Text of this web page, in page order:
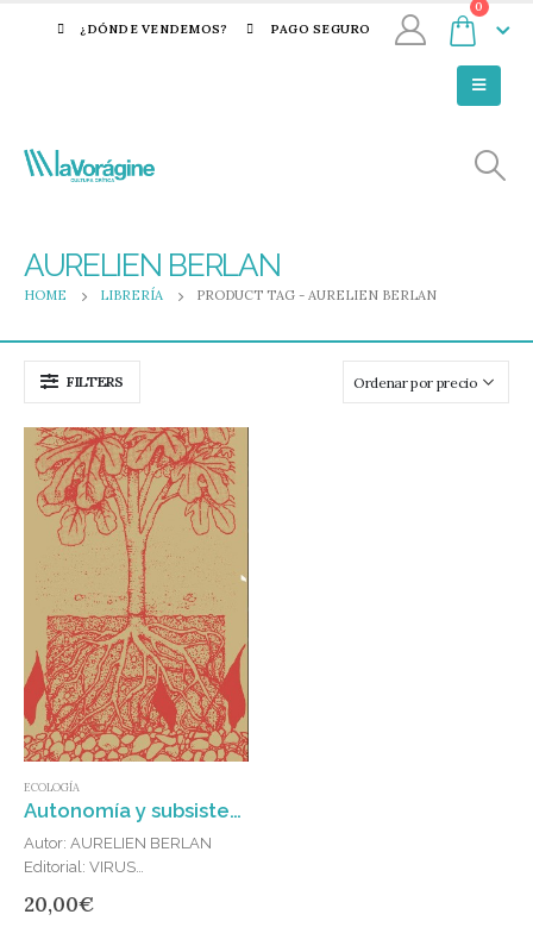
¿DÓNDE VENDEMOS? PAGO SEGURO
0
AURELIEN BERLAN
HOME LIBRERÍA PRODUCT TAG - AURELIEN BERLAN
FILTERS
ECOLOGÍA
Autonomía y subsistencia : Una teoría ecosocial y materialista de la libertad
Autor: AURELIEN BERLAN
Editorial: VIRUS
ISBN: 978-84-17870-42-3
20,00€